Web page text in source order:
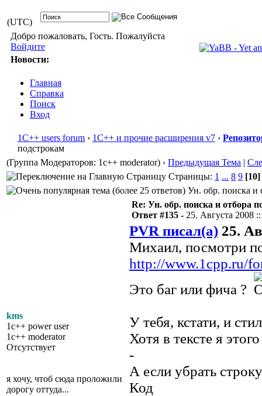
(UTC)
Добро пожаловать, Гость. Пожалуйста
Войдите
Новости:
Главная
Справка
Поиск
Вход
1С++ users forum › 1С++ и прочие расширения v7 ›
подстрокам
(Группа Модераторов: 1c++ moderator) ‹ Предыдущая Тема |
Страницы: 1 ... 8 9 [10]
Ун. обр. поиска и
kms
1c++ power user
1c++ moderator
Отсутствует
я хочу, чтоб сюда проложили
дорогу оттуда...
Re: Ун. обр. поиска и отбора
Ответ #135 - 25. Августа 2008
PVR писал(а) 25.
Михаил, посмотри
http://www.1cpp.ru/
Это баг или фича ?
У тебя, кстати, и
Хотя в тексте я
-
А если убрать строку
Код